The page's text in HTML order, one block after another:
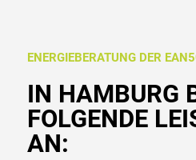
ENERGIEBERATUNG DER
IN HAMBURG
FOLGENDE
AN: